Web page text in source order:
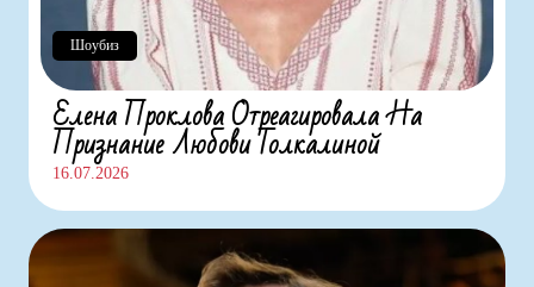
Елена Проклова Отреагировала На
Признание Любови Толкалиной
16.07.2026
Шоубиз